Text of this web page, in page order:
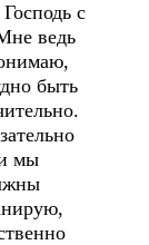
с
ведь
быть
мы